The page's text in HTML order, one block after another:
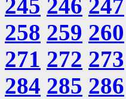
245 246 247
258 259 260
271 272 273
284 285 286